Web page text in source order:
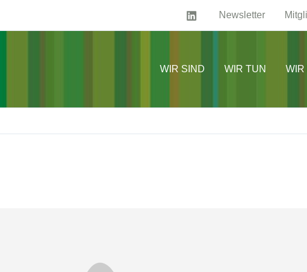
Newsletter
WIR SIND WIR TUN WIR